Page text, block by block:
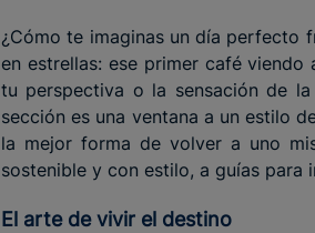
¿Cómo te imaginas un día perfecto
en estrellas: ese primer café
tu perspectiva o la sensación de
sección es una ventana a un estilo
la mejor forma de volver a uno
sostenible y con estilo, a guías para
El arte de vivir el destino